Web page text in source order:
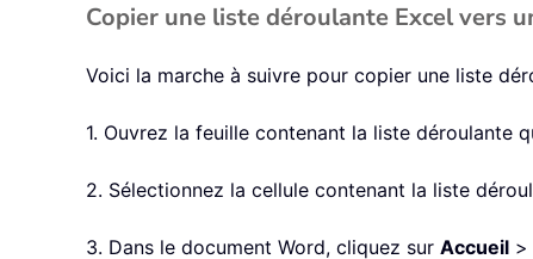
Copier une liste déroulante Excel vers
Voici la marche à suivre pour copier une liste
1. Ouvrez la feuille contenant la liste déroulante
2. Sélectionnez la cellule contenant la liste
3. Dans le document Word, cliquez sur Accueil >